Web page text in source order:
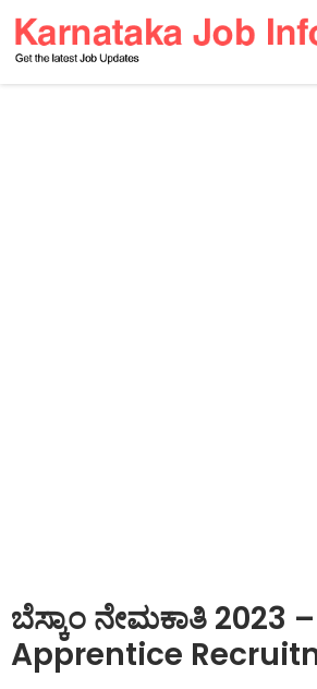
ಬೆಸ್ಕಾಂ ನೇಮಕಾತಿ 2023
Apprentice